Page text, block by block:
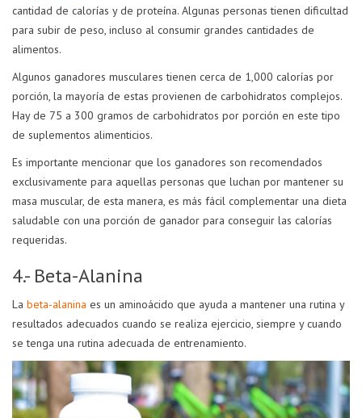
cantidad de calorías y de proteína. Algunas personas tienen dificultad
para subir de peso, incluso al consumir grandes cantidades de
alimentos.
Algunos ganadores musculares tienen cerca de 1,000 calorías por
porción, la mayoría de estas provienen de carbohidratos complejos.
Hay de 75 a 300 gramos de carbohidratos por porción en este tipo
de suplementos alimenticios.
Es importante mencionar que los ganadores son recomendados
exclusivamente para aquellas personas que luchan por mantener su
masa muscular, de esta manera, es más fácil complementar una dieta
saludable con una porción de ganador para conseguir las calorías
requeridas.
4.- Beta-Alanina
La beta-alanina es un aminoácido que ayuda a mantener una rutina y
resultados adecuados cuando se realiza ejercicio, siempre y cuando
se tenga una rutina adecuada de entrenamiento.